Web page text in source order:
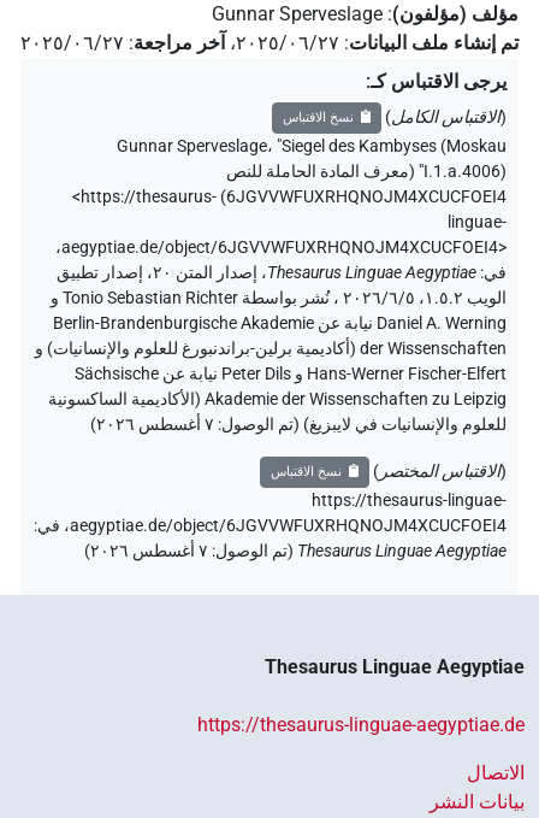
مؤلف (مؤلفون):
Gunnar Sperveslage
تم إنشاء ملف البيانات: ٢٠٢٥/٠٦/٢٧، آخر مراجعة: ٢٠٢٥/٠٦/٢٧
يرجى الاقتباس كـ:
(الاقتباس الكامل) نسخ الاقتباس
Gunnar Sperveslage، "Siegel des Kambyses (Moskau
I.1.a.4006)" (
معرف المادة الحاملة للنص
6JGVVWFUXRHQNOJM4XCUCFOEI4
)
<https://thesaurus-
linguae-
aegyptiae.de/object/6JGVVWFUXRHQNOJM4XCUCFOEI4>،
في:
Thesaurus Linguae Aegyptiae،
إصدار المتن ٢٠، إصدار تطبيق
الويب ۱.٥.٢، ٢٠٢٦/٦/٥ ، نُشر بواسطة Tonio Sebastian Richter و
Daniel A. Werning نيابة عن Berlin-Brandenburgische Akademie
der Wissenschaften (أكاديمية برلين-براندنبورغ للعلوم والإنسانيات) و
Hans-Werner Fischer-Elfert و Peter Dils نيابة عن Sächsische
Akademie der Wissenschaften zu Leipzig (الأكاديمية الساكسونية
للعلوم والإنسانيات في لايبزيغ) (تم الوصول: ٧ أغسطس ٢٠٢٦ )
(الاقتباس المختصر ) نسخ الاقتباس
https://thesaurus-linguae-
aegyptiae.de/object/6JGVVWFUXRHQNOJM4XCUCFOEI4، في:
Thesaurus Linguae Aegyptiae
(تم الوصول: ٧ أغسطس ٢٠٢٦ )
Thesaurus Linguae Aegyptiae
https://thesaurus-linguae-aegyptiae.de
الاتصال
بيانات النشر